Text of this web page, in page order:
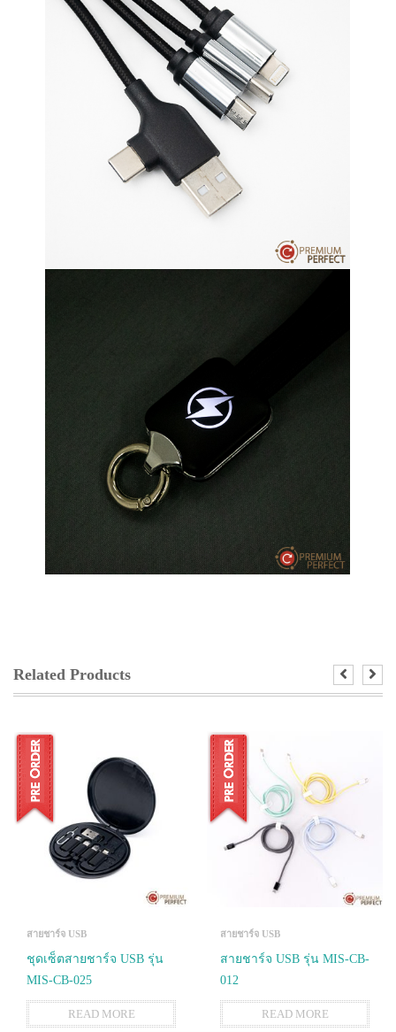
Related Products
สายชาร์จ USB
ชุดเซ็ตสายชาร์จ USB รุ่น
MIS-CB-025
READ MORE
สายชาร์จ USB
สายชาร์จ USB รุ่น MIS-CB-
012
READ MORE